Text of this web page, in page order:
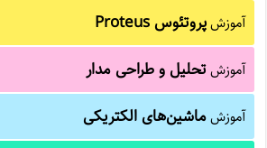
آموزشپروتئوس Proteus
آموزشتحلیل و طراحی مدار
آموزشماشین‌های الکتریکی